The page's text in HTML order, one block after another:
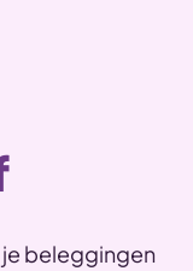
je beleggingen